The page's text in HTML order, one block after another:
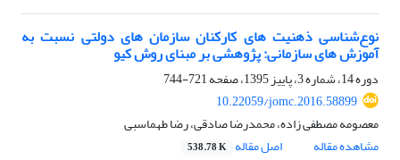
نوع‌شناسی ذهنیت های کارکنان سازمان های دولتی نسبت به
آموزش های سازمانی: پژوهشی بر مبنای روش کیو
دوره 14، شماره 3، پاییز 1395، صفحه
721-744
10.22059/jomc.2016.58899
معصومه مصطفی زاده، محمدرضا صادقی، رضا طهماسبی
مشاهده مقاله
اصل مقاله 538.78 K